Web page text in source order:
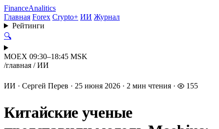
FinanceAnalitics
Главная Forex Crypto+ ИИ Журнал
Рейтинги
🔍
MOEX 09:30–18:45 MSK
/главная / ИИ
ИИ · Сергей Перев · 25 июня 2026 · 2 мин чтения · 155
Китайские ученые